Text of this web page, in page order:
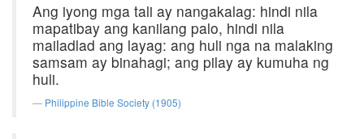
Ang iyong mga tali ay nangakalag: hindi nila
mapatibay ang kanilang palo, hindi nila
mailadlad ang layag: ang huli nga na malaking
samsam ay binahagi; ang pilay ay kumuha ng
huli.
Philippine Bible Society (1905)